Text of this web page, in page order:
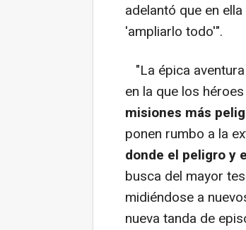
adelantó que en ella
'ampliarlo todo'".
"La épica
en la que los
misiones más
ponen rumbo a la
donde el peligro y
busca del mayor
midiéndose a
nueva tanda de